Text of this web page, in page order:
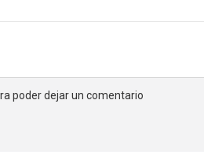
poder dejar un comentario